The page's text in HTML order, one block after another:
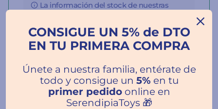
La información del stock de nuestras
Reseñas de Clientes
CONSIGUE UN 5% de DTO
EN TU PRIMERA COMPRA
Únete a nuestra familia, entérate de
todo y consigue un 5% en tu
primer pedidoonline en
SerendipiaToys 🎁